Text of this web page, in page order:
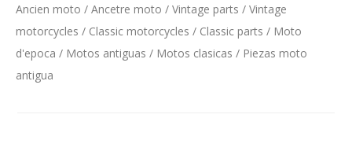
Ancien moto / Ancetre moto / Vintage parts / Vintage
motorcycles / Classic motorcycles / Classic parts / Moto
d'epoca / Motos antiguas / Motos clasicas / Piezas moto
antigua